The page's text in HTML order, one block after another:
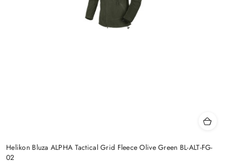
Helikon Bluza ALPHA Tactical Grid Fleece Olive Green BL-ALT-FG-
02